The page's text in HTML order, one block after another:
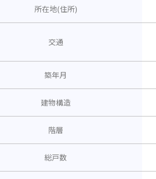
所在地(住所)
交通
築年月
建物構造
階層
総戸数